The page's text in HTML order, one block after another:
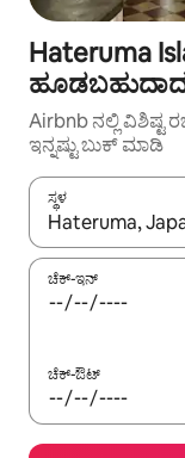
Hateruma
ಹೂಡಬಹುದಾದ
Airbnb ನಲ್ಲಿ ವಿಶಿಷ್ಟ
ಇನ್ನಷ್ಟು ಬುಕ್ ಮಾಡಿ
ಸ್ಥಳ
ಫಲಿತಾಂಶಗಳು
ಚೆಕ್-ಇನ್
ಚೆಕ್-ಔಟ್